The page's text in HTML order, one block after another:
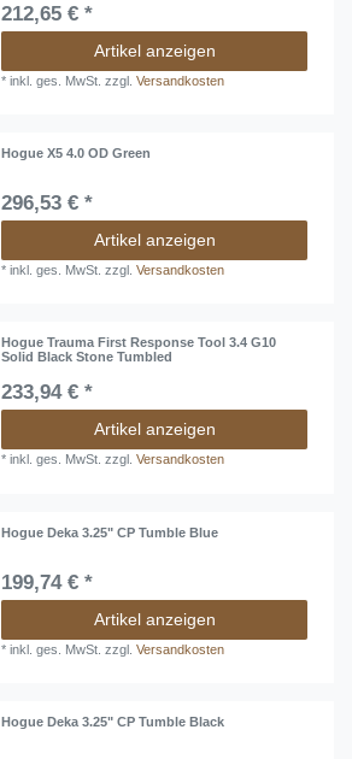
212,65 € *
Artikel anzeigen
*inkl. ges. MwSt. zzgl.Versandkosten
Hogue X5 4.0 OD Green
296,53 € *
Artikel anzeigen
*inkl. ges. MwSt. zzgl.Versandkosten
Hogue Trauma First Response Tool 3.4 G10
Solid Black Stone Tumbled
233,94 € *
Artikel anzeigen
*inkl. ges. MwSt. zzgl.Versandkosten
Hogue Deka 3.25" CP Tumble Blue
199,74 € *
Artikel anzeigen
*inkl. ges. MwSt. zzgl.Versandkosten
Hogue Deka 3.25" CP Tumble Black